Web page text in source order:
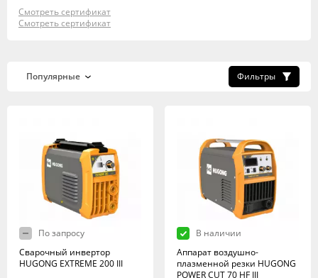
Смотреть сертификат
Смотреть сертификат
Фильтры
По запросу
Сварочный инвертор
HUGONG EXTREME 200 III
В наличии
Аппарат воздушно-
плазменной резки HUGONG
POWER CUT 70 HF III